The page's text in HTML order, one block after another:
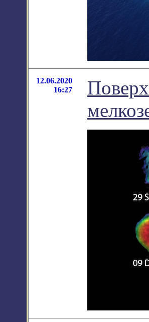
12.06.2020
16:27